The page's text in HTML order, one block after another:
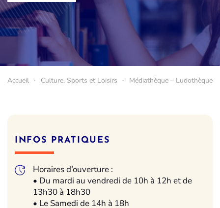
Accueil Culture, Sports et Loisirs Médiathèque – Ludothèque
INFOS PRATIQUES
Horaires d’ouverture :
• Du mardi au vendredi de 10h à 12h et de
13h30 à 18h30
• Le Samedi de 14h à 18h